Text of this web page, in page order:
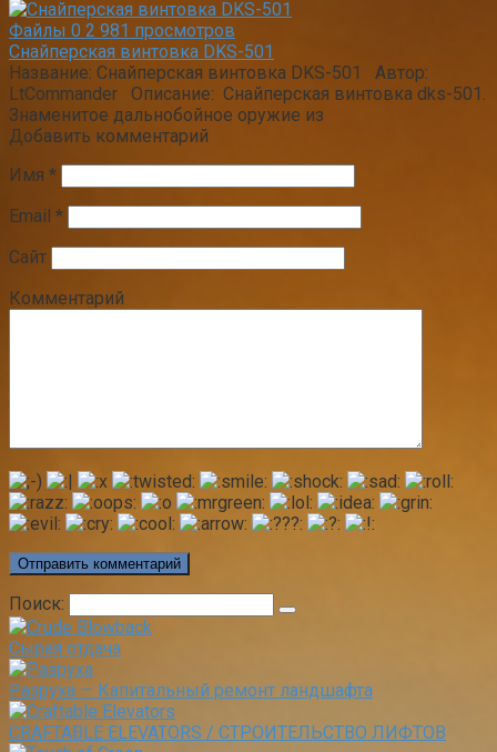
Файлы 0 2 981 просмотров
Снайперская винтовка DKS-501
Название: Снайперская винтовка DKS-501 Автор:
LtCommander Описание: Снайперская винтовка dks-501.
Знаменитое дальнобойное оружие из
Добавить комментарий
Имя *
Email *
Сайт
Комментарий
Поиск:
Сырая отдача
Разруха — Капитальный ремонт ландшафта
CRAFTABLE ELEVATORS / СТРОИТЕЛЬСТВО ЛИФТОВ